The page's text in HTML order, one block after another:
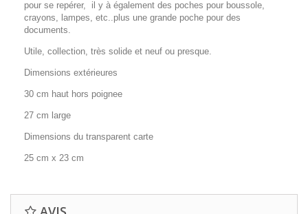
pour se repérer, il y à également des poches pour boussole,
crayons, lampes, etc..plus une grande poche pour des
documents.
Utile, collection, très solide et neuf ou presque.
Dimensions extérieures
30 cm haut hors poignee
27 cm large
Dimensions du transparent carte
25 cm x 23 cm